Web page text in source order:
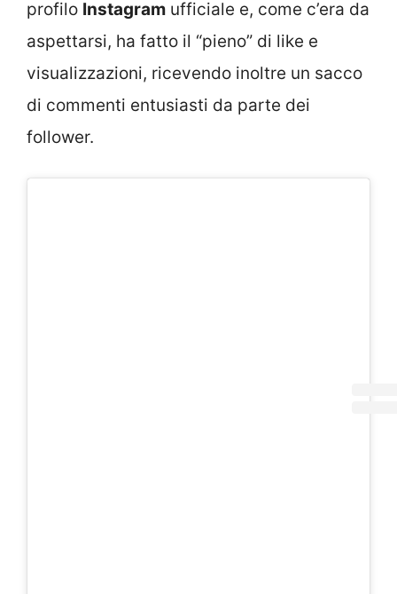
profilo Instagram ufficiale e, come c’era da
aspettarsi, ha fatto il “pieno” di like e
visualizzazioni, ricevendo inoltre un sacco
di commenti entusiasti da parte dei
follower.